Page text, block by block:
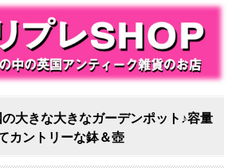
大きな大きなガーデンポット♪容量
カントリーな鉢＆壺